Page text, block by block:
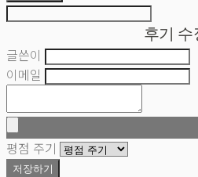
후기 수
글쓴이
이메일
평점 주기
저장하기